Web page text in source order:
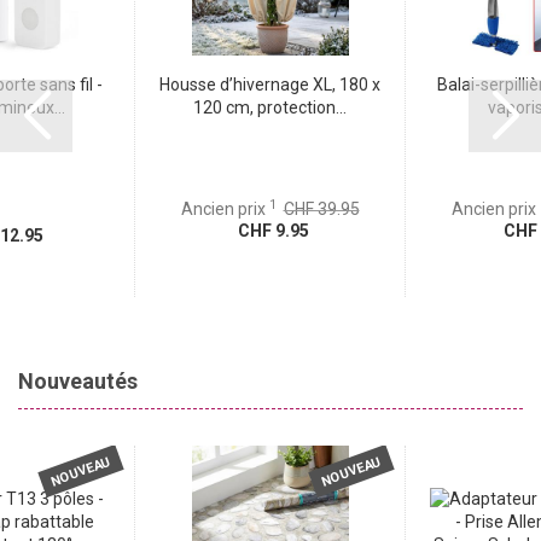
sans fil -
Housse d’hivernage XL, 180 x
120 cm, protection...
Ancien prix 1 CHF 39.95
CHF 9.95
Balai-
Ancien prix
Nouveautés
NOUVEAU NOUVEAU